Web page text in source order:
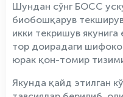
Шундан сўнг БОСС
биобошқарув
икки текришув
тор доирадаги
юрак қон-томир
Якунда қайд этилган